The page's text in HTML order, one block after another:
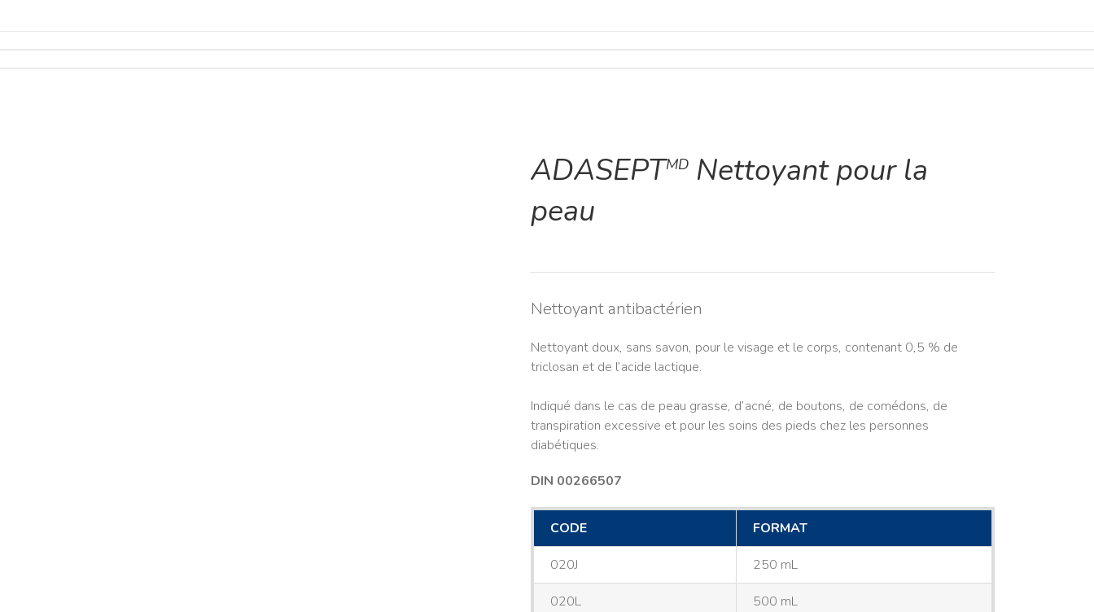
ADASEPTMD Nettoyant pour la
peau
Nettoyant antibactérien
Nettoyant doux, sans savon, pour le visage et le corps, contenant 0,5 % de
triclosan et de l’acide lactique.
Indiqué dans le cas de peau grasse, d’acné, de boutons, de comédons, de
transpiration excessive et pour les soins des pieds chez les personnes
diabétiques.
DIN 00266507
CODE FORMAT
020J 250 mL
020L 500 mL